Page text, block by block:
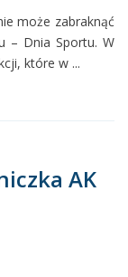
może zabraknąć
– Dnia Sportu. W
które w ...
AK